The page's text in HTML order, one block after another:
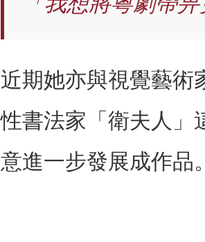
近期她亦與視覺藝術
性書法家「衛夫人」
意進一步發展成作品